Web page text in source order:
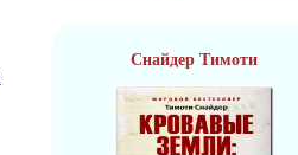
Снайдер Тимоти